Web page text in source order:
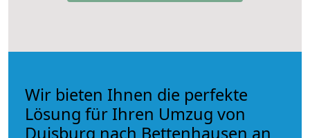
Wir bieten Ihnen die perfekte
Lösung für Ihren Umzug von
Duisburg nach Bettenhausen an